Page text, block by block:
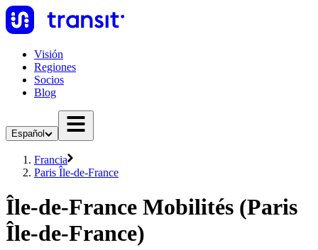
Visión
Regiones
Socios
Blog
Español
Francia
Paris Île-de-France
Île-de-France Mobilités (Paris
Île-de-France)